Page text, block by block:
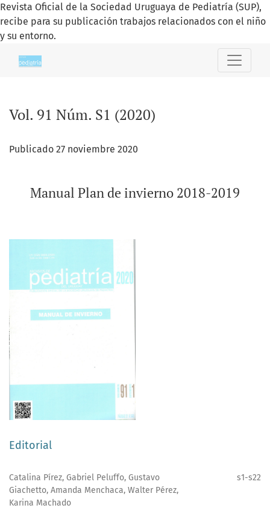
Revista Oficial de la Sociedad Uruguaya de Pediatría (SUP),
recibe para su publicación trabajos relacionados con el niño
y su entorno.
Vol. 91 Núm. S1 (2020): Manual Plan de invierno 2018-2019
Vol. 91 Núm. S1 (2020)
Publicado 27 noviembre 2020
Manual Plan de invierno 2018-2019
Editorial
Catalina Pírez, Gabriel Peluffo, Gustavo
Giachetto, Amanda Menchaca, Walter Pérez,
Karina Machado
s1-s22